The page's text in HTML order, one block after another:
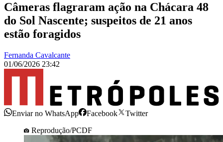
Câmeras flagraram ação na Chácara 48
do Sol Nascente; suspeitos de 21 anos
estão foragidos
Fernanda Cavalcante
01/06/2026 23:42
Enviar no WhatsApp Facebook
Twitter
Reprodução/PCDF